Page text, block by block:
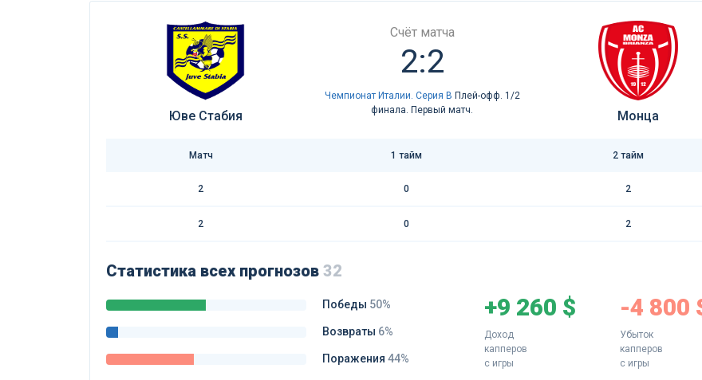
Юве Стабия
Счёт матча
2:2
Чемпионат Италии. Серия B Плей-офф. 1/2
финала. Первый матч.
Монца
Матч 1 тайм 2 тайм
2 0 2
2 0 2
Статистика всех прогнозов 32
Победы 50%
Возвраты 6%
Поражения 44%
+9 260 $
Доход
капперов
с игры
-4 800
Убыток
капперов
с игры